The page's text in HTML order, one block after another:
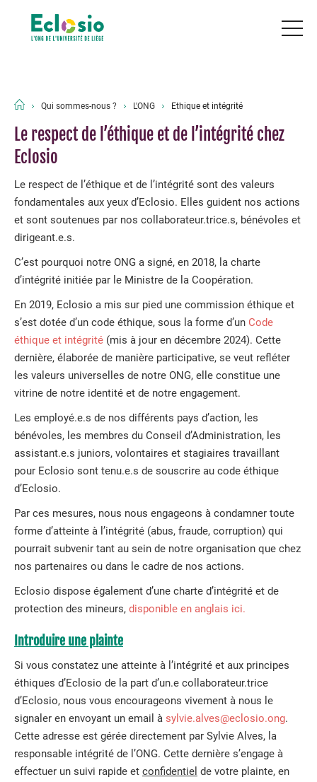
Qui sommes-nous ? L'ONG Ethique et intégrité
Le respect de l’éthique et de l’intégrité chez
Eclosio
Le respect de l’éthique et de l’intégrité sont des valeurs
fondamentales aux yeux d’Eclosio. Elles guident nos actions
et sont soutenues par nos collaborateur.trice.s, bénévoles et
dirigeant.e.s.
C’est pourquoi notre ONG a signé, en 2018, la charte
d’intégrité initiée par le Ministre de la Coopération.
En 2019, Eclosio a mis sur pied une commission éthique et
s’est dotée d’un code éthique, sous la forme d’un Code
éthique et intégrité (mis à jour en décembre 2024). Cette
dernière, élaborée de manière participative, se veut refléter
les valeurs universelles de notre ONG, elle constitue une
vitrine de notre identité et de notre engagement.
Les employé.e.s de nos différents pays d’action, les
bénévoles, les membres du Conseil d’Administration, les
assistant.e.s juniors, volontaires et stagiaires travaillant
pour Eclosio sont tenu.e.s de souscrire au code éthique
d’Eclosio.
Par ces mesures, nous nous engageons à condamner toute
forme d’atteinte à l’intégrité (abus, fraude, corruption) qui
pourrait subvenir tant au sein de notre organisation que chez
nos partenaires ou dans le cadre de nos actions.
Eclosio dispose également d’une charte d’intégrité et de
protection des mineurs, disponible en anglais ici.
Introduire une plainte
Si vous constatez une atteinte à l’intégrité et aux principes
éthiques d’Eclosio de la part d’un.e collaborateur.trice
d’Eclosio, nous vous encourageons vivement à nous le
signaler en envoyant un email à sylvie.alves@eclosio.ong.
Cette adresse est gérée directement par Sylvie Alves, la
responsable intégrité de l’ONG. Cette dernière s’engage à
effectuer un suivi rapide et confidentiel de votre plainte, en